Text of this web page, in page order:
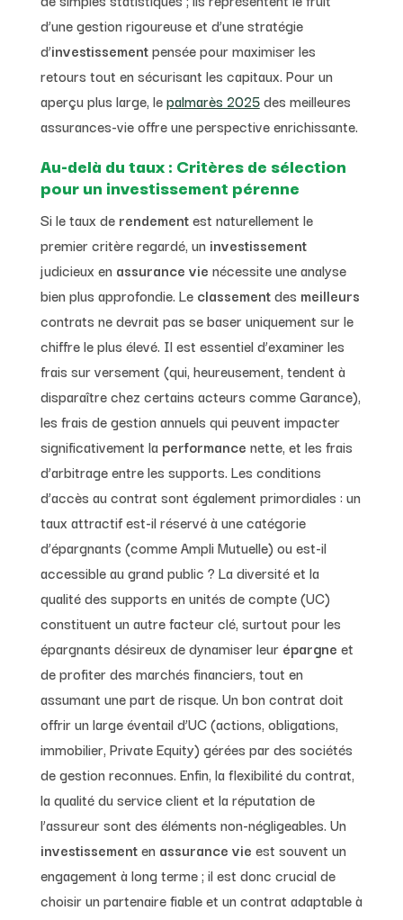
d’une gestion rigoureuse et d’une stratégie
d’investissementpensée pour maximiser les
retours tout en sécurisant les capitaux. Pour un
aperçu plus large, lepalmarès 2025des meilleures
assurances-vie offre une perspective enrichissante.
Au-delà du taux : Critères de sélection
pour un investissement pérenne
Si le taux de rendementest naturellement le
premier critère regardé, un investissement
judicieux en assurance vie nécessite une analyse
bien plus approfondie. Le classementdes meilleurs
contrats ne devrait pas se baser uniquement sur le
chiffre le plus élevé. Il est essentiel d’examiner les
frais sur versement (qui, heureusement, tendent à
disparaître chez certains acteurs comme Garance),
les frais de gestion annuels qui peuvent impacter
significativement la performance nette, et les frais
d’arbitrage entre les supports. Les conditions
d’accès au contrat sont également primordiales : un
taux attractif est-il réservé à une catégorie
d’épargnants (comme Ampli Mutuelle) ou est-il
accessible au grand public ? La diversité et la
qualité des supports en unités de compte (UC)
constituent un autre facteur clé, surtout pour les
épargnants désireux de dynamiser leur épargne et
de profiter des marchés financiers, tout en
assumant une part de risque. Un bon contrat doit
offrir un large éventail d’UC (actions, obligations,
immobilier, Private Equity) gérées par des sociétés
de gestion reconnues. Enfin, la flexibilité du contrat,
la qualité du service client et la réputation de
l’assureur sont des éléments non-négligeables. Un
investissementen assurance vie est souvent un
engagement à long terme ; il est donc crucial de
choisir un partenaire fiable et un contrat adaptable à